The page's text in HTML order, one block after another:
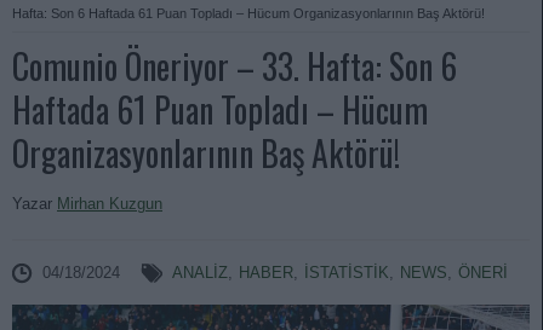
Hafta: Son 6 Haftada 61 Puan Topladı – Hücum Organizasyonlarının Baş Aktörü!
Comunio Öneriyor – 33. Hafta: Son 6
Haftada 61 Puan Topladı – Hücum
Organizasyonlarının Baş Aktörü!
Yazar Mirhan Kuzgun
04/18/2024 ANALIZ, HABER, İSTATİSTİK, NEWS, ÖNERİ